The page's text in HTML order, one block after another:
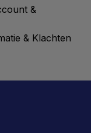
&
& Klachten